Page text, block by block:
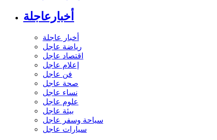
أخبارعاجلة
أخبار عاجلة
رياضة عاجل
اقتصاد عاجل
إعلام عاجل
فن عاجل
صحة عاجل
نساء عاجل
علوم عاجل
بيئة عاجل
سياحة وسفر عاجل
سيارات عاجل